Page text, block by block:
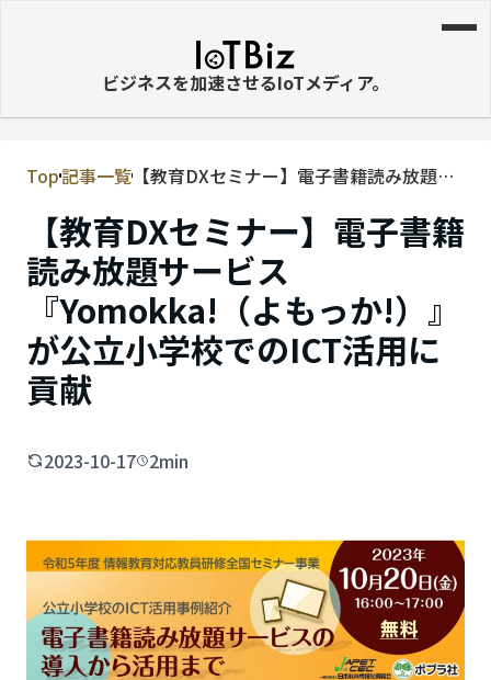
ビジネスを加速させるIoTメディア。
MVNE
エッジ
LPWA
DaaS
IaaS
PaaS
スマート漁業
PR
5G
Top記事一覧 【教育DXセミナー】電子書籍読み放題サ
立小学校でのICT活用に貢献
【教育DXセミナー】電子書籍
読み放題サービス
『Yomokka!（よもっか!）』
が公立小学校でのICT活用に
貢献
2023-10-17 2min